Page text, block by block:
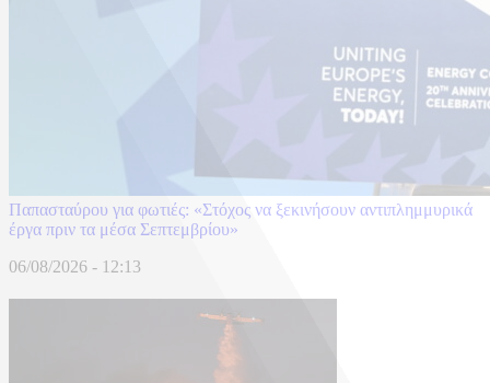
Παπασταύρου για φωτιές: «Στόχος να ξεκινήσουν αντιπλημμυρικά
έργα πριν τα μέσα Σεπτεμβρίου»
06/08/2026 - 12:13